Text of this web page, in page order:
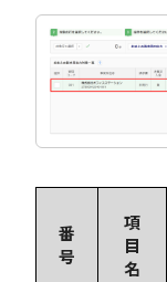
番
号
項
目
名